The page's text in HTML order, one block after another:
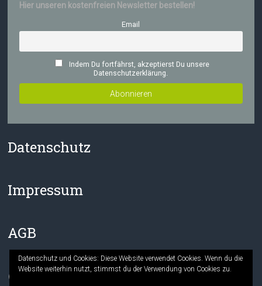
Hier unseren kostenfreien Newsletter bestellen!
Email
Indem Du fortfährst, akzeptierst Du unsere
Datenschutzerklärung.
Datenschutz
Impressum
AGB
Facebook
Instagram
Datenschutz und Cookies: Diese Website verwendet Cookies. Wenn du die
Website weiterhin nutzt, stimmst du der Verwendung von Cookies zu.